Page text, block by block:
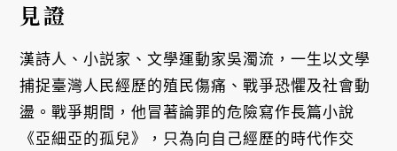
見證
漢詩人、小説家、文學運動家吳濁流，一生以文學
捕捉臺灣人民經歷的殖民傷痛、戰爭恐懼及社會動
盪。戰爭期間，他冒著論罪的危險寫作長篇小說
《亞細亞的孤兒》，只為向自己經歷的時代作交